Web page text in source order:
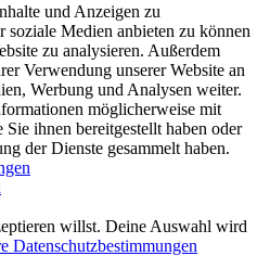
und Anzeigen zu
soziale Medien anbieten zu können
zu analysieren. Außerdem
Verwendung unserer Website an
Werbung und Analysen weiter.
möglicherweise mit
ihnen bereitgestellt haben oder
der Dienste gesammelt haben.
willst. Deine Auswahl wird
Datenschutzbestimmungen